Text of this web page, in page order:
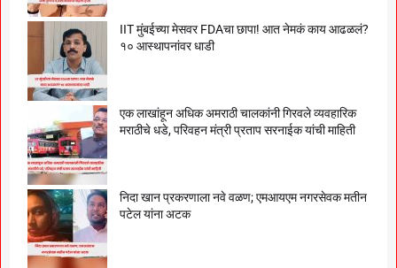
IIT मुंबईच्या मेसवर FDAचा छापा! आत नेमकं काय आढळलं?
१० आस्थापनांवर धाडी
एक लाखांहून अधिक अमराठी चालकांनी गिरवले व्यवहारिक
मराठीचे धडे, परिवहन मंत्री प्रताप सरनाईक यांची माहिती
निदा खान प्रकरणाला नवे वळण; एमआयएम नगरसेवक मतीन
पटेल यांना अटक